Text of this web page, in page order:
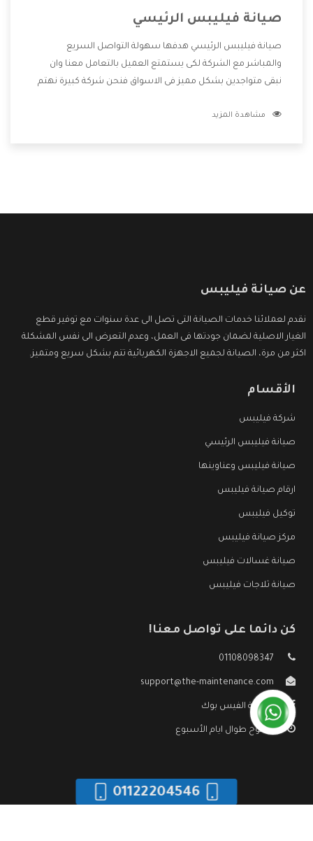
صيانة فيليبس الرئيسي
صيانة فيليبس الرئيسي هدفها سهولة التواصل السريع
والمباشر مع الشركة لكى يستمتع العميل بالتعامل معنا وان
نبقى متواجدين بشكل مميز فى الاسواق فنحن شركة كبيرة نهتم
الشركة بها والتى تكون منها خدمة الصيانة التى تكون من أهم
مشاهدة المزيد
عن صيانة فيليبس
نقدم لعملائنا خدمات الصيانة التى تصل الى عدة سنوات مع توفير قطع
الغيار الاصلية لضمان جودتها فى العمل، وعدم التعرض الى نفس المشكلة
اكثر من مرة، الصيانة لجميع الاجهزة الكهربائية تتم بشكل سريع ومتميز.
الأقسام
شركة فيليبس
صيانة فيليبس الرئيسي
صيانة فيليبس وعناوينها
ارقام صيانة فيليبس
توكيل فيليبس
مركز صيانة فيليبس
صيانة غسالات فيليبس
صيانة ثلاجات فيليبس
كن دائما على تواصل معنا!
01108098347
support@the-maintenance.com
صفحة الفيس بوك
مفتوح طوال ايام الأسبوع
01122204546